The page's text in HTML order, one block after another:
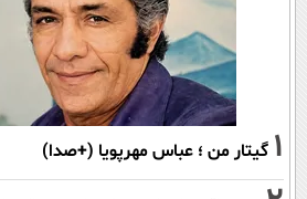
1 گیتار من ؛ عباس مهرپویا (+صدا)